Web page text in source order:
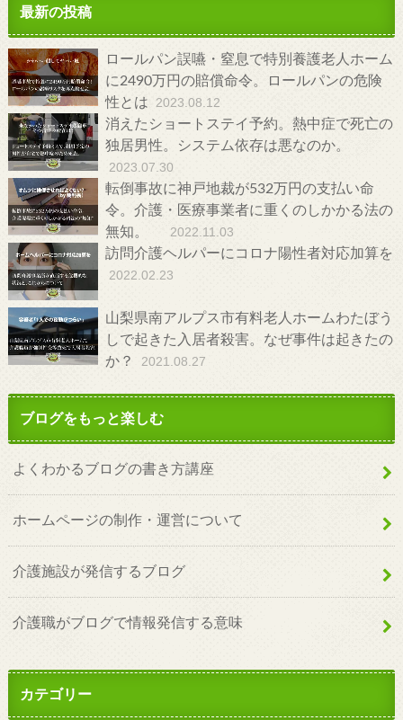
最新の投稿
ロールパン誤嚥・窒息で特別養護老人ホーム
に2490万円の賠償命令。ロールパンの危険
性とは 2023.08.12
消えたショートステイ予約。熱中症で死亡の
独居男性。システム依存は悪なのか。
2023.07.30
転倒事故に神戸地裁が532万円の支払い命
令。介護・医療事業者に重くのしかかる法の
無知。
2022.11.03
訪問介護ヘルパーにコロナ陽性者対応加算を
2022.02.23
山梨県南アルプス市有料老人ホームわたぼう
しで起きた入居者殺害。なぜ事件は起きたの
か？
2021.08.27
ブログをもっと楽しむ
よくわかるブログの書き方講座
ホームページの制作・運営について
介護施設が発信するブログ
介護職がブログで情報発信する意味
カテゴリー